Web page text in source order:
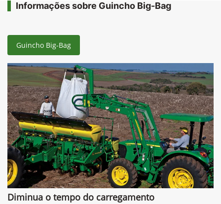
Informações sobre Guincho Big-Bag
Guincho Big-Bag
Diminua o tempo do carregamento